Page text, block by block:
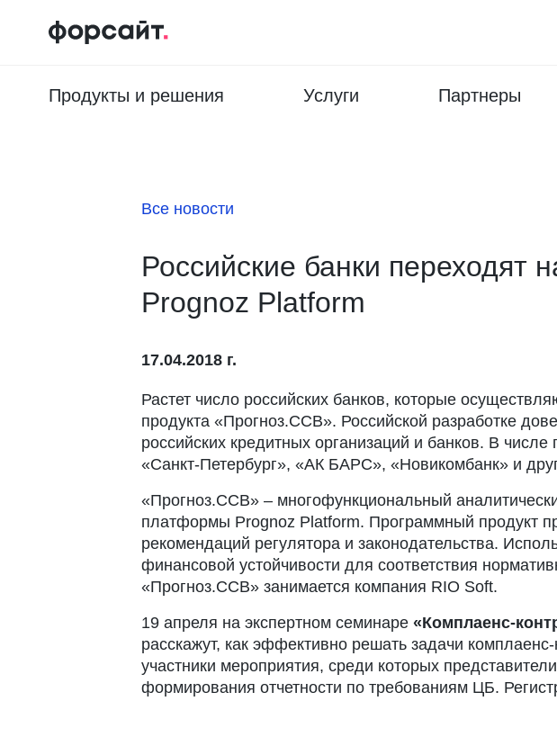
Продукты и решения Услуги Партнеры
Все новости
Российские банки переходят
Prognoz Platform
17.04.2018 г.
Растет число российских банков, которые
продукта «Прогноз.ССВ». Российской разработке
российских кредитных организаций и банков. В
«Санкт-Петербург», «АК БАРС», «Новикомбанк» и
«Прогноз.ССВ» – многофункциональный
платформы Prognoz Platform. Программный продукт
рекомендаций регулятора и законодательства.
финансовой устойчивости для соответствия
«Прогноз.ССВ» занимается компания RIO Soft.
19 апреля на экспертном семинаре «Комплаенс-
расскажут, как эффективно решать задачи
участники мероприятия, среди которых
формирования отчетности по требованиям ЦБ.